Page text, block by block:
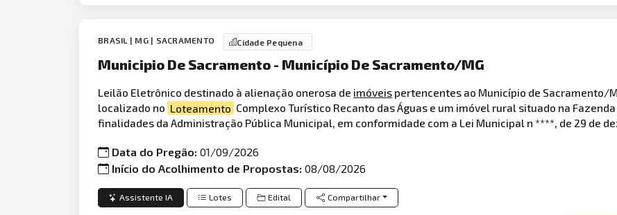
BRASIL | MG | SACRAMENTO Cidade Pequena
Municipio De Sacramento - Município De Sacramento/MG
Leilão Eletrônico destinado à alienação onerosa de imóveis pertencentes ao Município de Sacramento/
localizado no Loteamento Complexo Turístico Recanto das Águas e um imóvel rural situado na
finalidades da Administração Pública Municipal, em conformidade com a Lei Municipal n ****, de 29 de
Data do Pregão:01/09/2026
Início do Acolhimento de Propostas:08/08/2026
Assistente IA Lotes Edital Compartilhar